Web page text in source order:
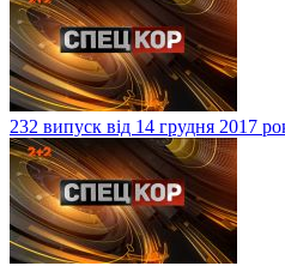
232 випуск від 14 грудня 2017